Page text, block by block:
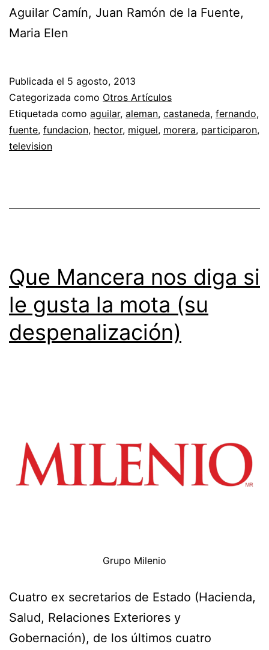
Aguilar Camín, Juan Ramón de la Fuente,
Maria Elen
Publicada el 5 agosto, 2013
Categorizada como Otros Artículos
Etiquetada como aguilar, aleman, castaneda, fernando,
fuente, fundacion, hector, miguel, morera, participaron,
television
Que Mancera nos diga si
le gusta la mota (su
despenalización)
Grupo Milenio
Cuatro ex secretarios de Estado (Hacienda,
Salud, Relaciones Exteriores y
Gobernación), de los últimos cuatro